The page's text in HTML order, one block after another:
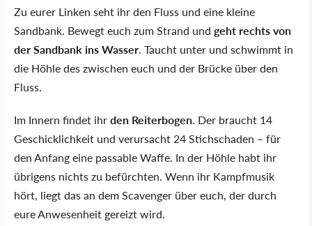
Zu eurer Linken seht ihr den Fluss und eine kleine
Sandbank. Bewegt euch zum Strand und geht rechts von
der Sandbank ins Wasser. Taucht unter und schwimmt in
die Höhle des zwischen euch und der Brücke über den
Fluss.
Im Innern findet ihrden Reiterbogen. Der braucht 14
Geschicklichkeit und verursacht 24 Stichschaden – für
den Anfang eine passable Waffe. In der Höhle habt ihr
übrigens nichts zu befürchten. Wenn ihr Kampfmusik
hört, liegt das an dem Scavenger über euch, der durch
eure Anwesenheit gereizt wird.